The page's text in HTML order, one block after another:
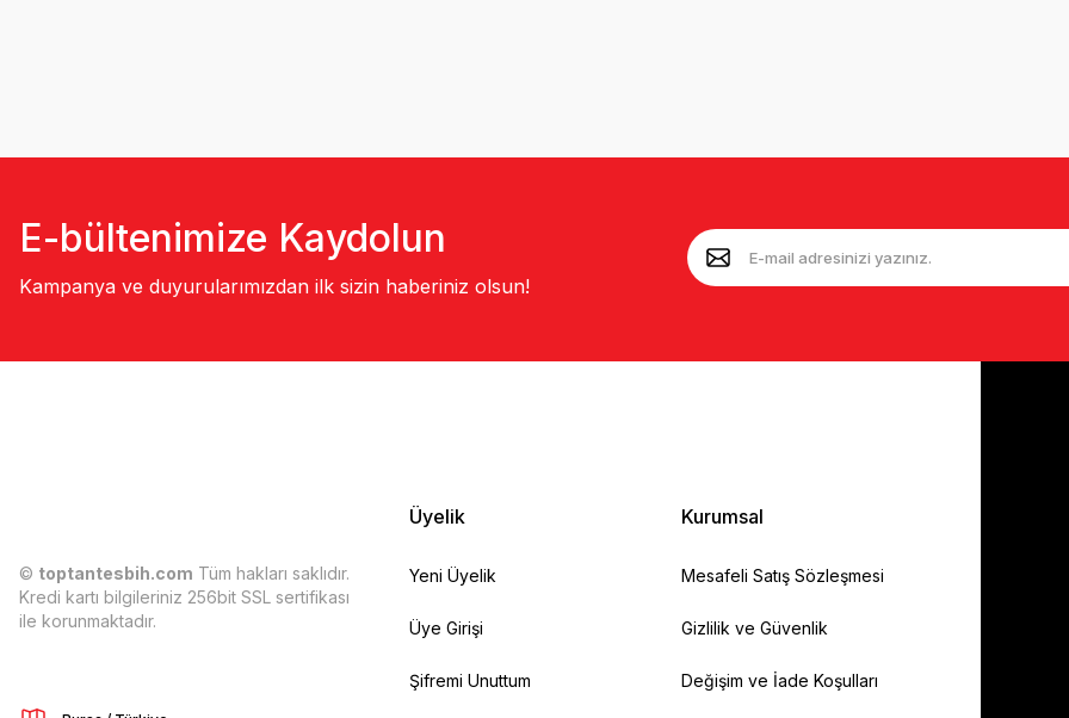
E-bültenimize Kaydolun
Kampanya ve duyurularımızdan ilk sizin haberiniz olsun!
© toptantesbih.com Tüm hakları saklıdır.
Kredi kartı bilgileriniz 256bit SSL sertifikası
ile korunmaktadır.
Üyelik
Yeni Üyelik
Üye Girişi
Şifremi Unuttum
Kurumsal
Mesafeli Satış Sözleşmesi
Gizlilik ve Güvenlik
Değişim ve İade Koşulları